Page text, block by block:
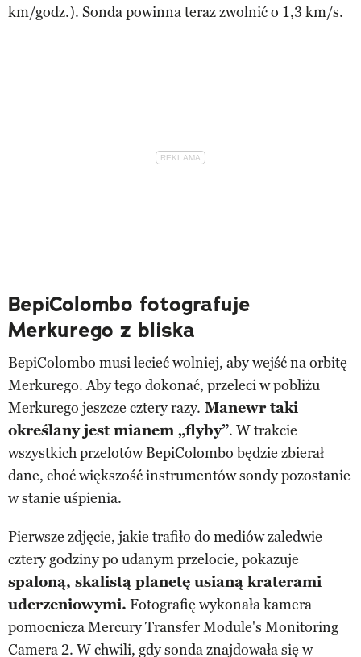
km/godz.). Sonda powinna teraz zwolnić o 1,3 km/s.
BepiColombo fotografuje
Merkurego z bliska
BepiColombo musi lecieć wolniej, aby wejść na orbitę
Merkurego. Aby tego dokonać, przeleci w pobliżu
Merkurego jeszcze cztery razy. Manewr taki
określany jest mianem „flyby”. W trakcie
wszystkich przelotów BepiColombo będzie zbierał
dane, choć większość instrumentów sondy pozostanie
w stanie uśpienia.
Pierwsze zdjęcie, jakie trafiło do mediów zaledwie
cztery godziny po udanym przelocie, pokazuje
spaloną, skalistą planetę usianą kraterami
uderzeniowymi. Fotografię wykonała kamera
pomocnicza Mercury Transfer Module's Monitoring
Camera 2. W chwili, gdy sonda znajdowała się w